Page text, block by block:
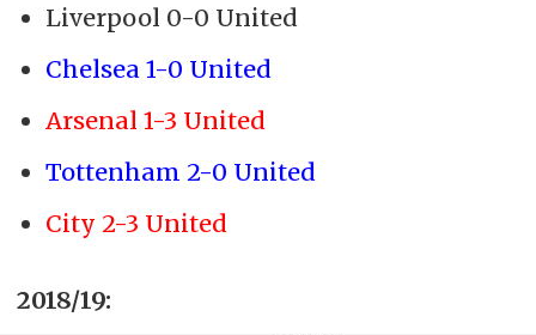
Liverpool 0-0 United
Chelsea 1-0 United
Arsenal 1-3 United
Tottenham 2-0 United
City 2-3 United
2018/19: